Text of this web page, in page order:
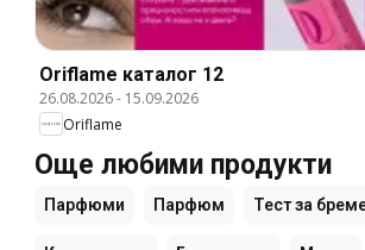
Oriflame каталог 12
26.08.2026- 15.09.2026
Oriflame
Още любими продукти
Парфюми Парфюм Тест за